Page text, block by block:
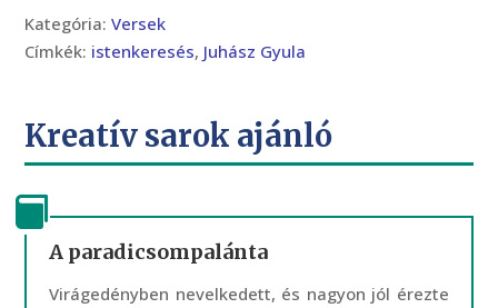
Kategória:Versek
Címkék: istenkeresés, Juhász Gyula
Kreatív sarok ajánló
A paradicsompalánta
Virágedényben nevelkedett, és nagyon jól érezte